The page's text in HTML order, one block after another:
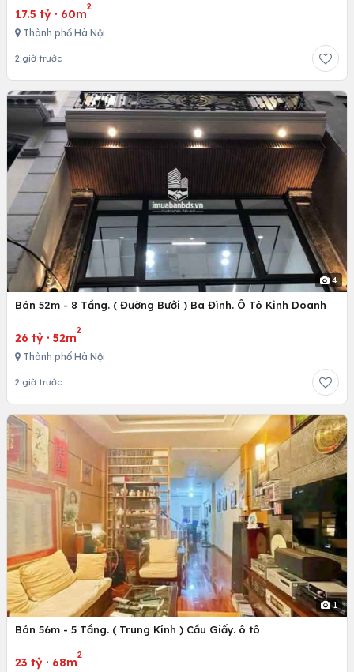
17.5 tỷ · 60m
2
Thành phố Hà Nội
2 giờ trước
4
Bán 52m - 8 Tầng. ( Đường Bưởi ) Ba Đình. Ô Tô Kinh Doanh
26 tỷ · 52m
2
Thành phố Hà Nội
2 giờ trước
1
Bán 56m - 5 Tầng. ( Trung Kính ) Cầu Giấy. ô tô
23 tỷ · 68m
2